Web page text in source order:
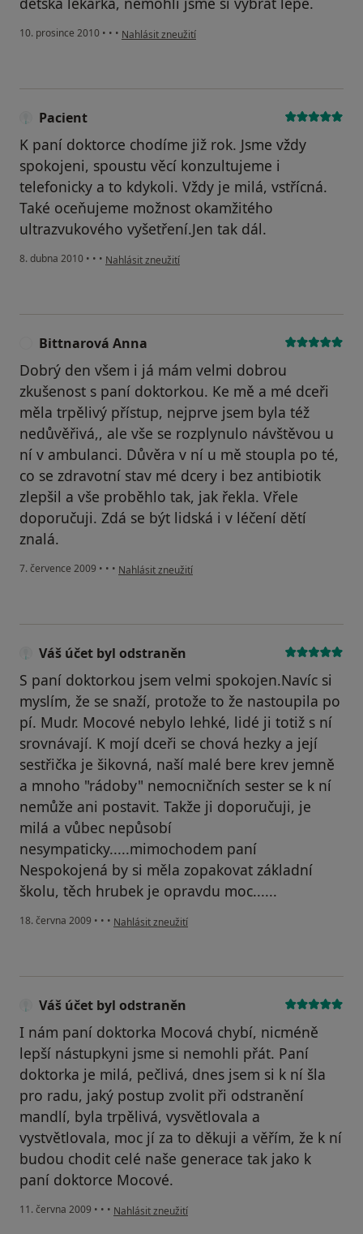
10. prosince 2010 • • • podle názoru uživatele Váš účet byl odstraněn
Nahlásit zneužití
Pacient
K paní doktorce chodíme již rok. Jsme vždy
spokojeni, spoustu věcí konzultujeme i
telefonicky a to kdykoli. Vždy je milá, vstřícná.
Také oceňujeme možnost okamžitého
ultrazvukového vyšetření.Jen tak dál.
8. dubna 2010 • • • podle názoru uživatele Pacient
Nahlásit zneužití
Bittnarová Anna
Dobrý den všem i já mám velmi dobrou
zkušenost s paní doktorkou. Ke mě a mé dceři
měla trpělivý přístup, nejprve jsem byla též
nedůvěřivá,, ale vše se rozplynulo návštěvou u
ní v ambulanci. Důvěra v ní u mě stoupla po té,
co se zdravotní stav mé dcery i bez antibiotik
zlepšil a vše proběhlo tak, jak řekla. Vřele
doporučuji. Zdá se být lidská i v léčení dětí
znalá.
7. července 2009 • • • podle názoru uživatele Bittnarová Anna
Nahlásit zneužití
Váš účet byl odstraněn
S paní doktorkou jsem velmi spokojen.Navíc si
myslím, že se snaží, protože to že nastoupila po
pí. Mudr. Mocové nebylo lehké, lidé ji totiž s ní
srovnávají. K mojí dceři se chová hezky a její
sestřička je šikovná, naší malé bere krev jemně
a mnoho "rádoby" nemocničních sester se k ní
nemůže ani postavit. Takže ji doporučuji, je
milá a vůbec nepůsobí
nesympaticky.....mimochodem paní
Nespokojená by si měla zopakovat základní
školu, těch hrubek je opravdu moc......
18. června 2009 • • • podle názoru uživatele Váš účet byl odstraněn
Nahlásit zneužití
Váš účet byl odstraněn
I nám paní doktorka Mocová chybí, nicméně
lepší nástupkyni jsme si nemohli přát. Paní
doktorka je milá, pečlivá, dnes jsem si k ní šla
pro radu, jaký postup zvolit při odstranění
mandlí, byla trpělivá, vysvětlovala a
vystvětlovala, moc jí za to děkuji a věřím, že k ní
budou chodit celé naše generace tak jako k
paní doktorce Mocové.
11. června 2009 • • • podle názoru uživatele Váš účet byl odstraněn
Nahlásit zneužití